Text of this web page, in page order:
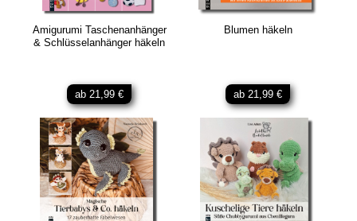
Amigurumi Taschenanhänger
& Schlüsselanhänger häkeln
ab 21,99 €
Blumen häkeln
ab 21,99 €